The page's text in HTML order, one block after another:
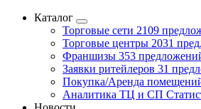
Каталог
Торговые сети 2109
Торговые центры 2031
Франшизы 353
Заявки ритейлеров 31
Покупка/Аренда
Аналитика ТЦ и СП